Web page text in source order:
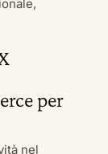
per
nel